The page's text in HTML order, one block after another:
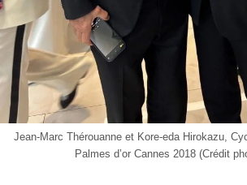
Jean-Marc Thérouanne et Kore-eda Hirokazu,
Palmes d’or Cannes 2018 (Crédit